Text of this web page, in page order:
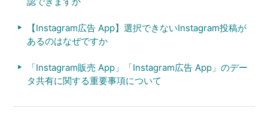
【Instagram広告 App】選択できないInstagram投稿が
あるのはなぜですか
「Instagram販売 App」「Instagram広告 App」のデー
タ共有に関する重要事項について